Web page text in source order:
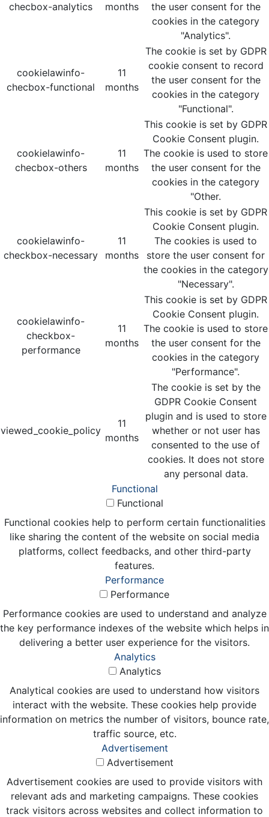
checbox-analytics
months
the user consent for the
cookies in the category
"Analytics".
cookielawinfo-
checbox-functional
11
months
The cookie is set by GDPR
cookie consent to record
the user consent for the
cookies in the category
"Functional".
cookielawinfo-
checbox-others
11
months
This cookie is set by GDPR
Cookie Consent plugin.
The cookie is used to store
the user consent for the
cookies in the category
"Other.
cookielawinfo-
checkbox-necessary
11
months
This cookie is set by GDPR
Cookie Consent plugin.
The cookies is used to
store the user consent for
the cookies in the category
"Necessary".
cookielawinfo-
checkbox-
performance
11
months
This cookie is set by GDPR
Cookie Consent plugin.
The cookie is used to store
the user consent for the
cookies in the category
"Performance".
viewed_cookie_policy
11
months
The cookie is set by the
GDPR Cookie Consent
plugin and is used to store
whether or not user has
consented to the use of
cookies. It does not store
any personal data.
Functional
Functional
Functional cookies help to perform certain functionalities
like sharing the content of the website on social media
platforms, collect feedbacks, and other third-party
features.
Performance
Performance
Performance cookies are used to understand and analyze
the key performance indexes of the website which helps in
delivering a better user experience for the visitors.
Analytics
Analytics
Analytical cookies are used to understand how visitors
interact with the website. These cookies help provide
information on metrics the number of visitors, bounce rate,
traffic source, etc.
Advertisement
Advertisement
Advertisement cookies are used to provide visitors with
relevant ads and marketing campaigns. These cookies
track visitors across websites and collect information to